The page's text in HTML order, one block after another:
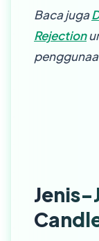
Baca juga
Rejection
Jenis-